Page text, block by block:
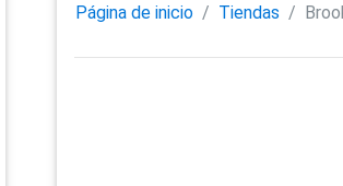
Página de inicio Tiendas